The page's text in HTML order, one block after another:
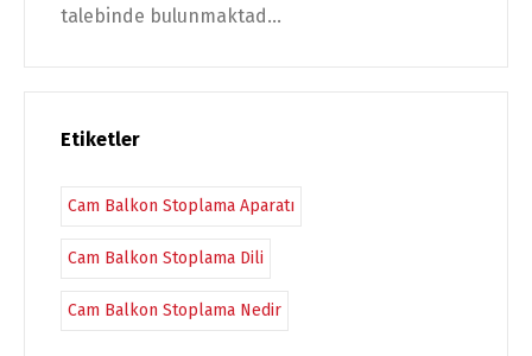
talebinde bulunmaktad...
Etiketler
Cam Balkon Stoplama Aparatı
Cam Balkon Stoplama Dili
Cam Balkon Stoplama Nedir